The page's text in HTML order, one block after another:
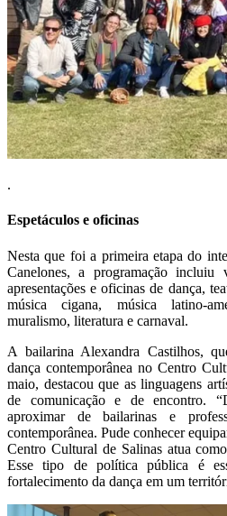
.
Espetáculos e oficinas
Nesta que foi a primeira etapa do
Canelones, a programação incluiu
apresentações e oficinas de dança,
música cigana, música latino-
muralismo, literatura e carnaval.
A bailarina Alexandra Castilhos,
dança contemporânea no Centro
maio, destacou que as linguagens
de comunicação e de encontro.
aproximar de bailarinas e
contemporânea. Pude conhecer
Centro Cultural de Salinas atua
Esse tipo de política pública é
fortalecimento da dança em um